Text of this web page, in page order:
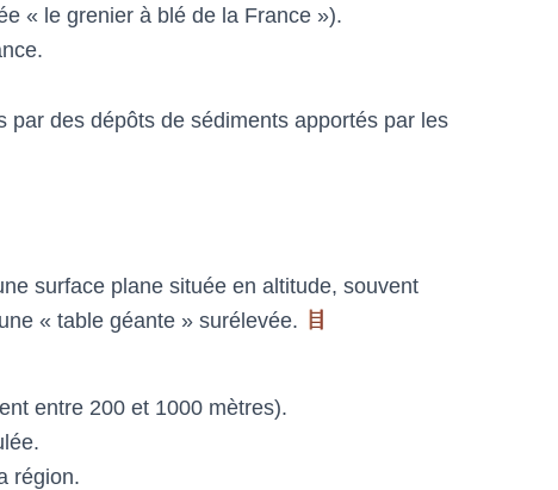
« le grenier à blé de la France »).
par des dépôts de sédiments apportés par les
surface plane située en altitude, souvent
« table géante » surélevée.
entre 200 et 1000 mètres).
région.